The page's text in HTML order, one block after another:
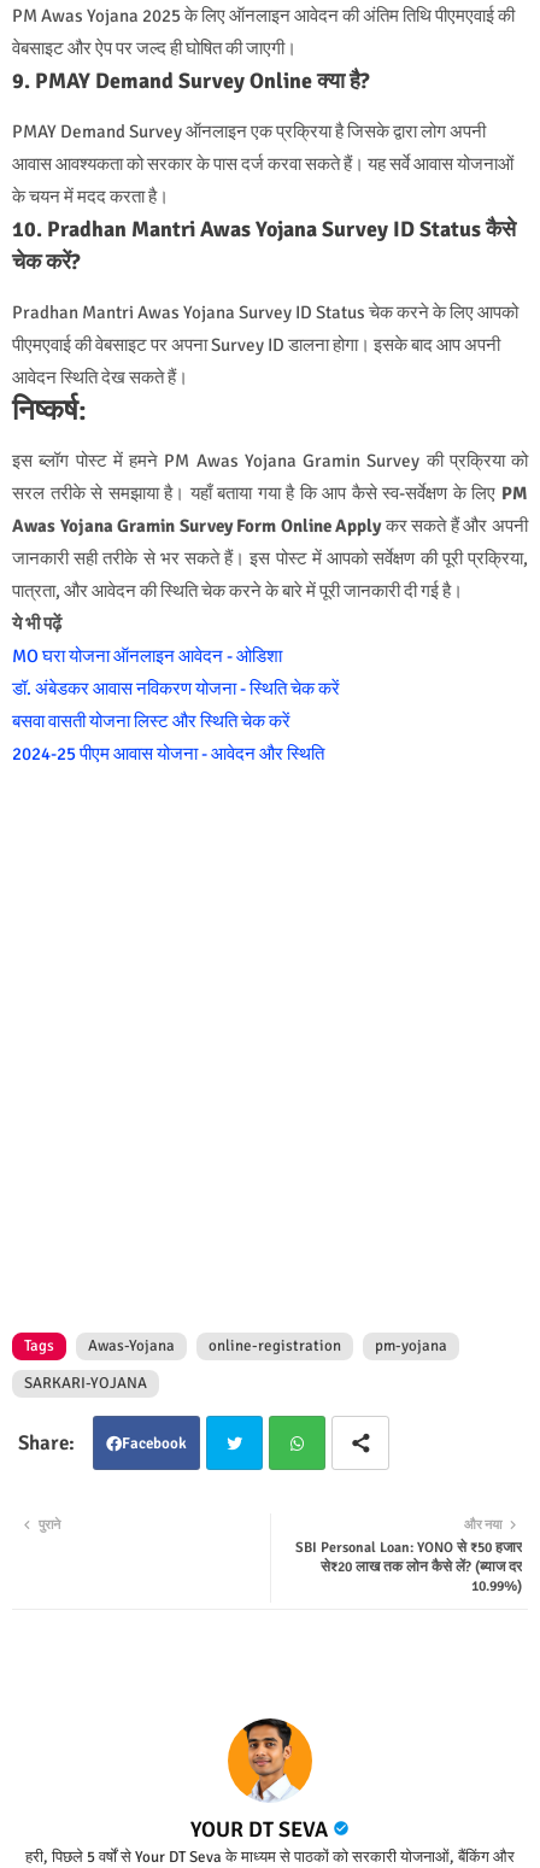
PM Awas Yojana 2025 के लिए ऑनलाइन आवेदन की अंतिम तिथि पीएमएवाई की
वेबसाइट और ऐप पर जल्द ही घोषित की जाएगी।
9. PMAY Demand Survey Online क्या है?
PMAY Demand Survey ऑनलाइन एक प्रक्रिया है जिसके द्वारा लोग अपनी
आवास आवश्यकता को सरकार के पास दर्ज करवा सकते हैं। यह सर्वे आवास योजनाओं
के चयन में मदद करता है।
10. Pradhan Mantri Awas Yojana Survey ID Status कैसे
चेक करें?
Pradhan Mantri Awas Yojana Survey ID Status चेक करने के लिए आपको
पीएमएवाई की वेबसाइट पर अपना Survey ID डालना होगा। इसके बाद आप अपनी
आवेदन स्थिति देख सकते हैं।
निष्कर्ष:
इस ब्लॉग पोस्ट में हमने PM Awas Yojana Gramin Survey की प्रक्रिया को
सरल तरीके से समझाया है। यहाँ बताया गया है कि आप कैसे स्व-सर्वेक्षण के लिए PM
Awas Yojana Gramin Survey Form Online Applyकर सकते हैं और अपनी
जानकारी सही तरीके से भर सकते हैं। इस पोस्ट में आपको सर्वेक्षण की पूरी प्रक्रिया,
पात्रता, और आवेदन की स्थिति चेक करने के बारे में पूरी जानकारी दी गई है।
ये भी पढ़ें
MO घरा योजना ऑनलाइन आवेदन - ओडिशा
डॉ. अंबेडकर आवास नविकरण योजना - स्थिति चेक करें
बसवा वासती योजना लिस्ट और स्थिति चेक करें
2024-25 पीएम आवास योजना - आवेदन और स्थिति
Tags Awas-Yojana online-registration
pm-yojana
SARKARI-YOJANA
Facebook
tsap
और नया
SBI Personal Loan: YONO से ₹50 हजार
से₹20 लाख तक लोन कैसे लें? (ब्याज दर
10.99%)
पुराने
YOUR DT SEVA
हरी, पिछले 5 वर्षों से Your DT Seva के माध्यम से पाठकों को सरकारी योजनाओं, बैंकिंग और